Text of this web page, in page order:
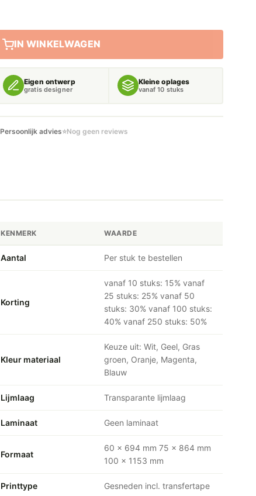
IN WINKELWAGEN
Eigen ontwerp
gratis designer
Kleine oplages
vanaf 10 stuks
Persoonlijk advies⭐Nog geen reviews
KENMERK WAARDE
Aantal Per stuk te bestellen
Korting
vanaf 10 stuks: 15% vanaf
25 stuks: 25% vanaf 50
stuks: 30% vanaf 100 stuks:
40% vanaf 250 stuks: 50%
Kleur materiaal
Keuze uit: Wit, Geel, Gras
groen, Oranje, Magenta,
Blauw
Lijmlaag Transparante lijmlaag
Laminaat Geen laminaat
Formaat
60 x 694 mm 75 x 864 mm
100 x 1153 mm
Printtype Gesneden incl. transfertape